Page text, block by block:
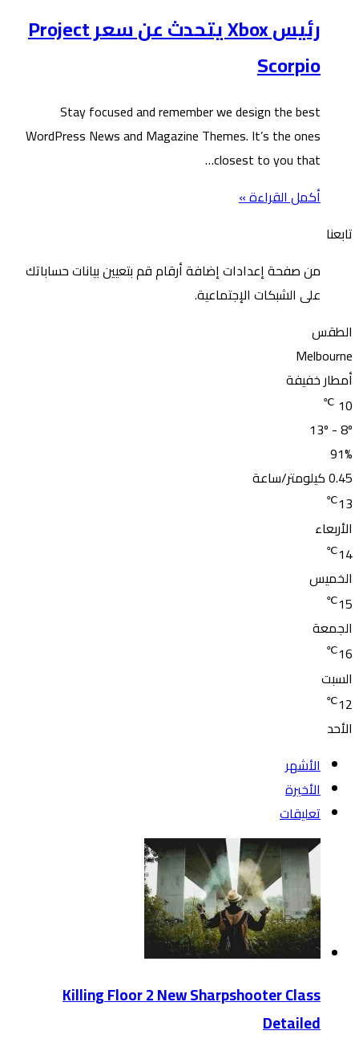
رئيس Xbox يتحدث عن سعر Project
Scorpio
Stay focused and remember we design the best
WordPress News and Magazine Themes. It’s the ones
closest to you that…
أكمل القراءة »
تابعنا
من صفحة إعدادات إضافة أرقام قم بتعيين بيانات حساباتك
على الشبكات الإجتماعية.
الطقس
Melbourne
أمطار خفيفة
10
℃
13º - 8º
91%
0.45 كيلومتر/ساعة
13
℃
الأربعاء
14
℃
الخميس
15
℃
الجمعة
16
℃
السبت
12
℃
الأحد
الأشهر
الأخيرة
تعليقات
Killing Floor 2 New Sharpshooter Class
Detailed